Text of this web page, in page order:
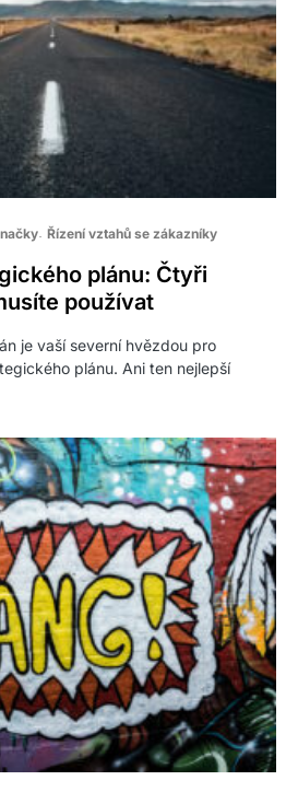
Řízení vztahů se zákazníky
plánu: Čtyři
používat
je vaší severní hvězdou pro
plánu. Ani ten nejlepší